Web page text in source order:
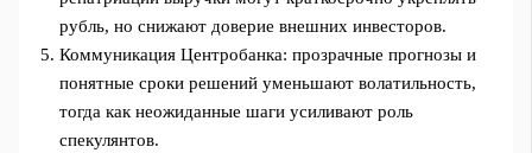
рубль, но снижают доверие внешних инвесторов.
Коммуникация Центробанка: прозрачные прогнозы и
понятные сроки решений уменьшают волатильность,
тогда как неожиданные шаги усиливают роль
спекулянтов.